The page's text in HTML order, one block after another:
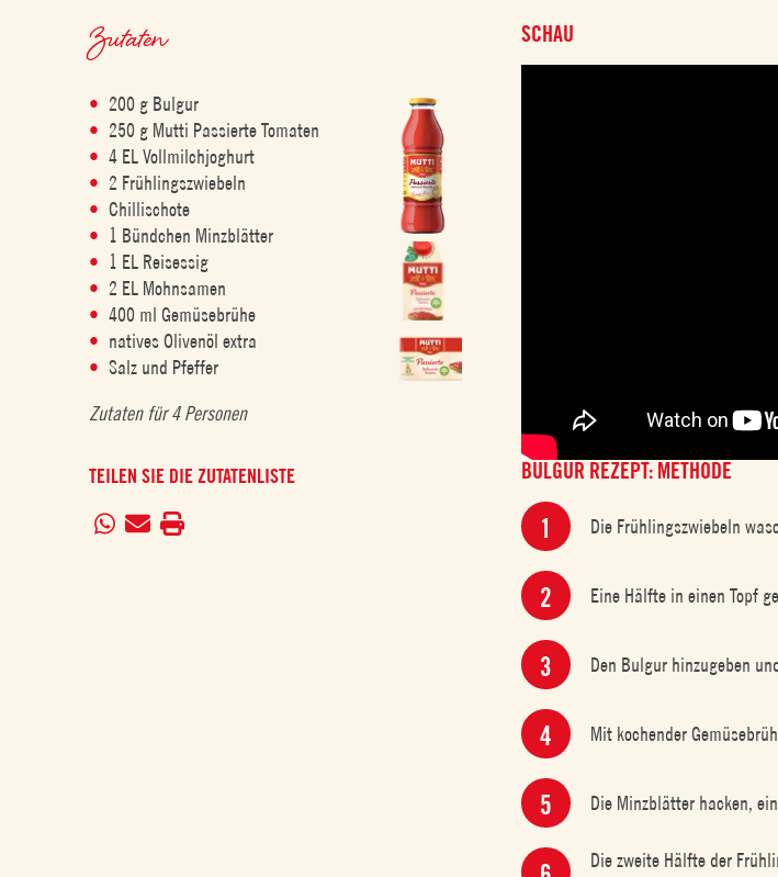
Zutaten
200 g Bulgur
250 g Mutti Passierte Tomaten
4 EL Vollmilchjoghurt
2 Frühlingszwiebeln
Chillischote
1 Bündchen Minzblätter
1 EL Reisessig
2 EL Mohnsamen
400 ml Gemüsebrühe
natives Olivenöl extra
Salz und Pfeffer
Zutaten für 4 Personen
TEILEN SIE DIE ZUTATENLISTE
SCHAU
BULGUR REZEPT: METHODE
Die Frühlingszwiebeln
Eine Hälfte in einen Topf
Den Bulgur hinzugeben
Mit kochender
Die Minzblätter hacken,
Die zweite Hälfte der